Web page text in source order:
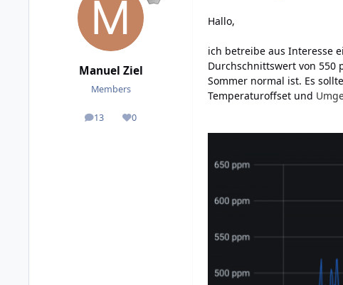
Manuel Ziel
Members
13
posts 0
Reputation
Hallo,
ich betreibe aus Interesse
Durchschnittswert von 550
Sommer normal ist. Es
Temperaturoffset und